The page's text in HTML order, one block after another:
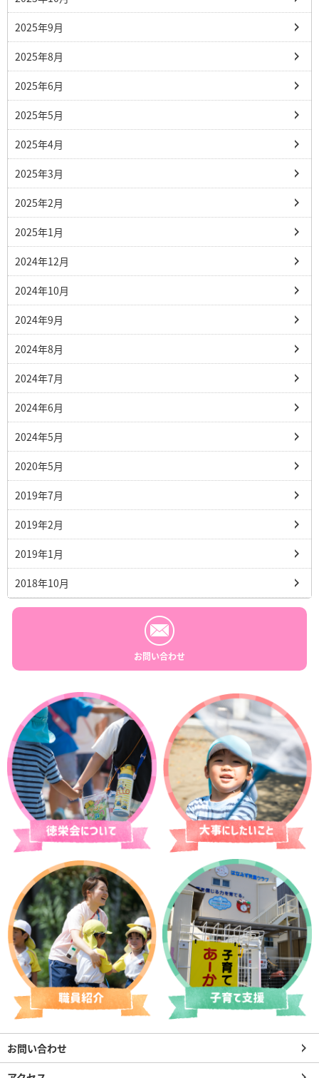
2025年9月
2025年8月
2025年6月
2025年5月
2025年4月
2025年3月
2025年2月
2025年1月
2024年12月
2024年10月
2024年9月
2024年8月
2024年7月
2024年6月
2024年5月
2020年5月
2019年7月
2019年2月
2019年1月
2018年10月
お問い合わせ
お問い合わせ